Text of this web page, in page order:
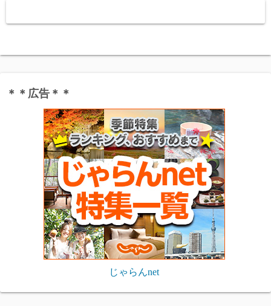
＊＊広告＊＊
じゃらんnet